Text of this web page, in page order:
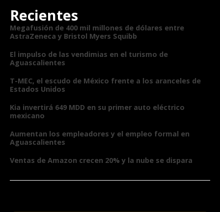
Recientes
Megafusión de 400 mil millones de dólares entre
AstraZeneca y Bristol Myers Squibb
El impulso de las vendimias en el turismo de
Aguascalientes
T-MEC, el escudo de México frente a los aranceles de
Estados Unidos
Kia invertirá 649 MDD en su primer auto eléctrico
mexicano
Aumentan los empleadores y el empleo formal en
Aguascalientes
Ventas de Amazon crecen 20% y la nube se dispara